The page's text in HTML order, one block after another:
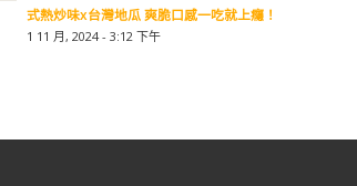
式熱炒味x台灣地瓜 爽脆口感一吃就上癮！
1 11 月, 2024 - 3:12 下午